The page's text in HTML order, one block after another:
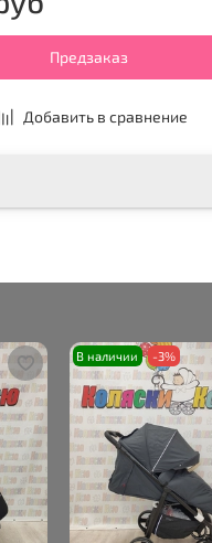
Добавить в сравнение
Предзаказ
В наличии -3%